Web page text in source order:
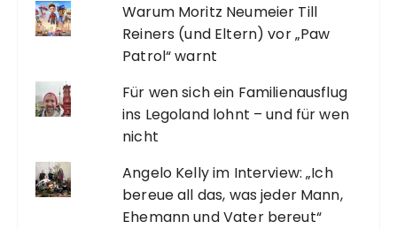
Warum Moritz Neumeier Till
Reiners (und Eltern) vor „Paw
Patrol“ warnt
Für wen sich ein Familienausflug
ins Legoland lohnt – und für wen
nicht
Angelo Kelly im Interview: „Ich
bereue all das, was jeder Mann,
Ehemann und Vater bereut“